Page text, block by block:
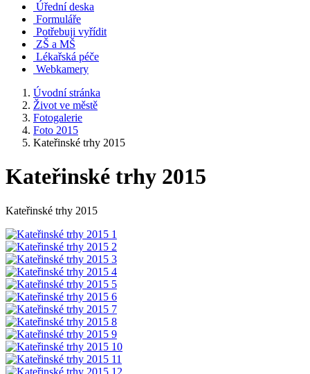
Úřední deska
Formuláře
Potřebuji vyřídit
ZŠ a MŠ
Lékařská péče
Webkamery
Úvodní stránka
Život ve městě
Fotogalerie
Foto 2015
Kateřinské trhy 2015
Kateřinské trhy 2015
Kateřinské trhy 2015